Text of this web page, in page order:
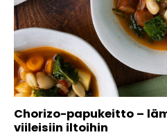
Chorizo-papukeitto –
viileisiin iltoihin